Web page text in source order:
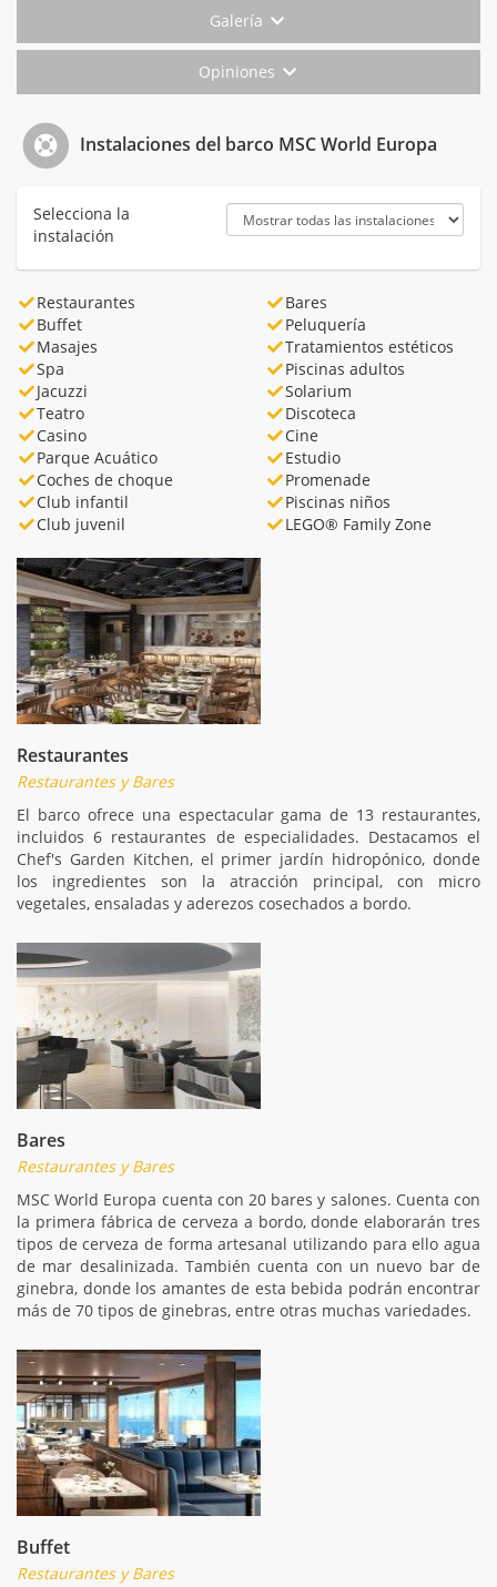
Galería
Opiniones
Instalaciones del barco MSC World Europa
Selecciona la
instalación
Restaurantes
Bares
Buffet
Peluquería
Masajes
Tratamientos estéticos
Spa
Piscinas adultos
Jacuzzi
Solarium
Teatro
Discoteca
Casino
Cine
Parque Acuático
Estudio
Coches de choque
Promenade
Club infantil
Piscinas niños
Club juvenil
LEGO® Family Zone
Restaurantes
Restaurantes y Bares
El barco ofrece una espectacular gama de 13 restaurantes,
incluidos 6 restaurantes de especialidades. Destacamos el
Chef's Garden Kitchen, el primer jardín hidropónico, donde
los ingredientes son la atracción principal, con micro
vegetales, ensaladas y aderezos cosechados a bordo.
Bares
Restaurantes y Bares
MSC World Europa cuenta con 20 bares y salones. Cuenta con
la primera fábrica de cerveza a bordo, donde elaborarán tres
tipos de cerveza de forma artesanal utilizando para ello agua
de mar desalinizada. También cuenta con un nuevo bar de
ginebra, donde los amantes de esta bebida podrán encontrar
más de 70 tipos de ginebras, entre otras muchas variedades.
Buffet
Restaurantes y Bares